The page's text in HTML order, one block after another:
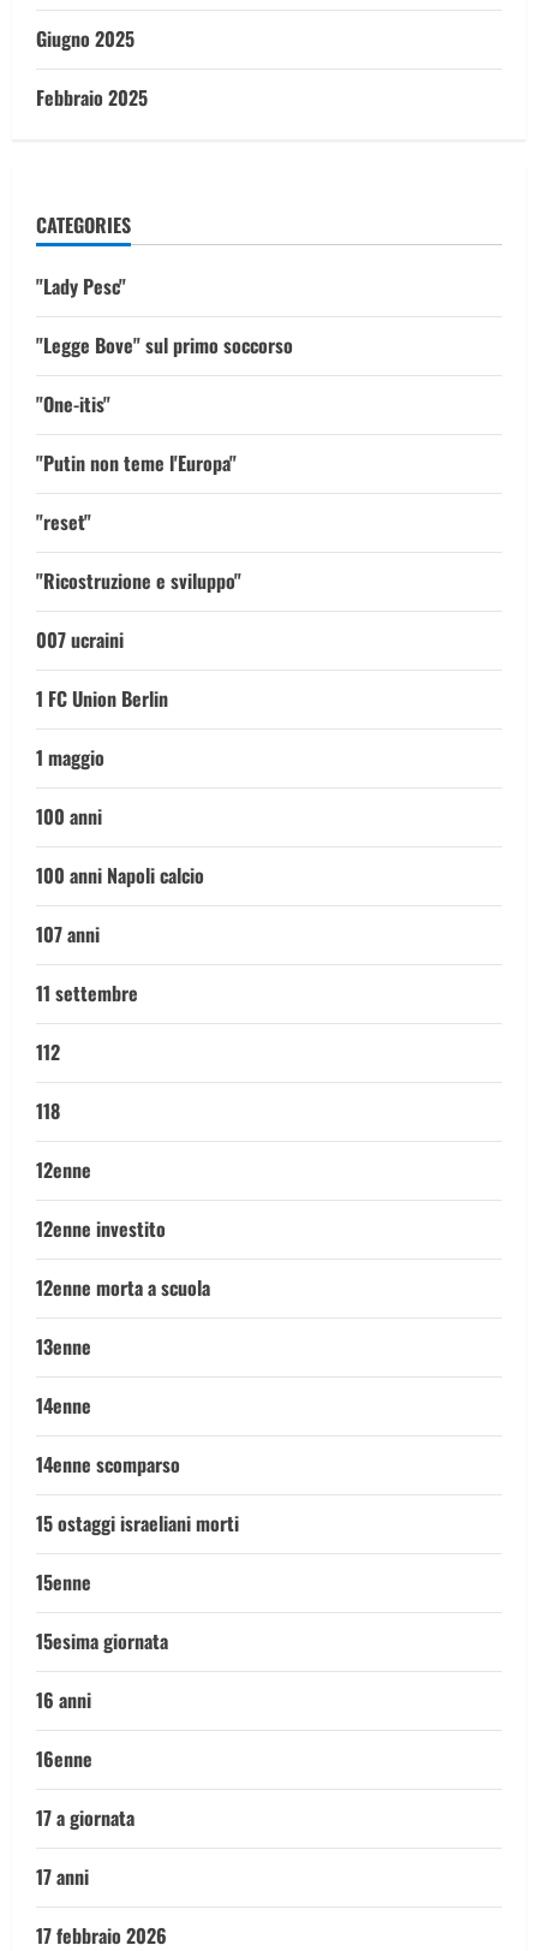
Giugno 2025
Febbraio 2025
CATEGORIES
"Lady Pesc"
"Legge Bove" sul primo soccorso
"One-itis"
"Putin non teme l'Europa"
"reset"
"Ricostruzione e sviluppo"
007 ucraini
1 FC Union Berlin
1 maggio
100 anni
100 anni Napoli calcio
107 anni
11 settembre
112
118
12enne
12enne investito
12enne morta a scuola
13enne
14enne
14enne scomparso
15 ostaggi israeliani morti
15enne
15esima giornata
16 anni
16enne
17 a giornata
17 anni
17 febbraio 2026